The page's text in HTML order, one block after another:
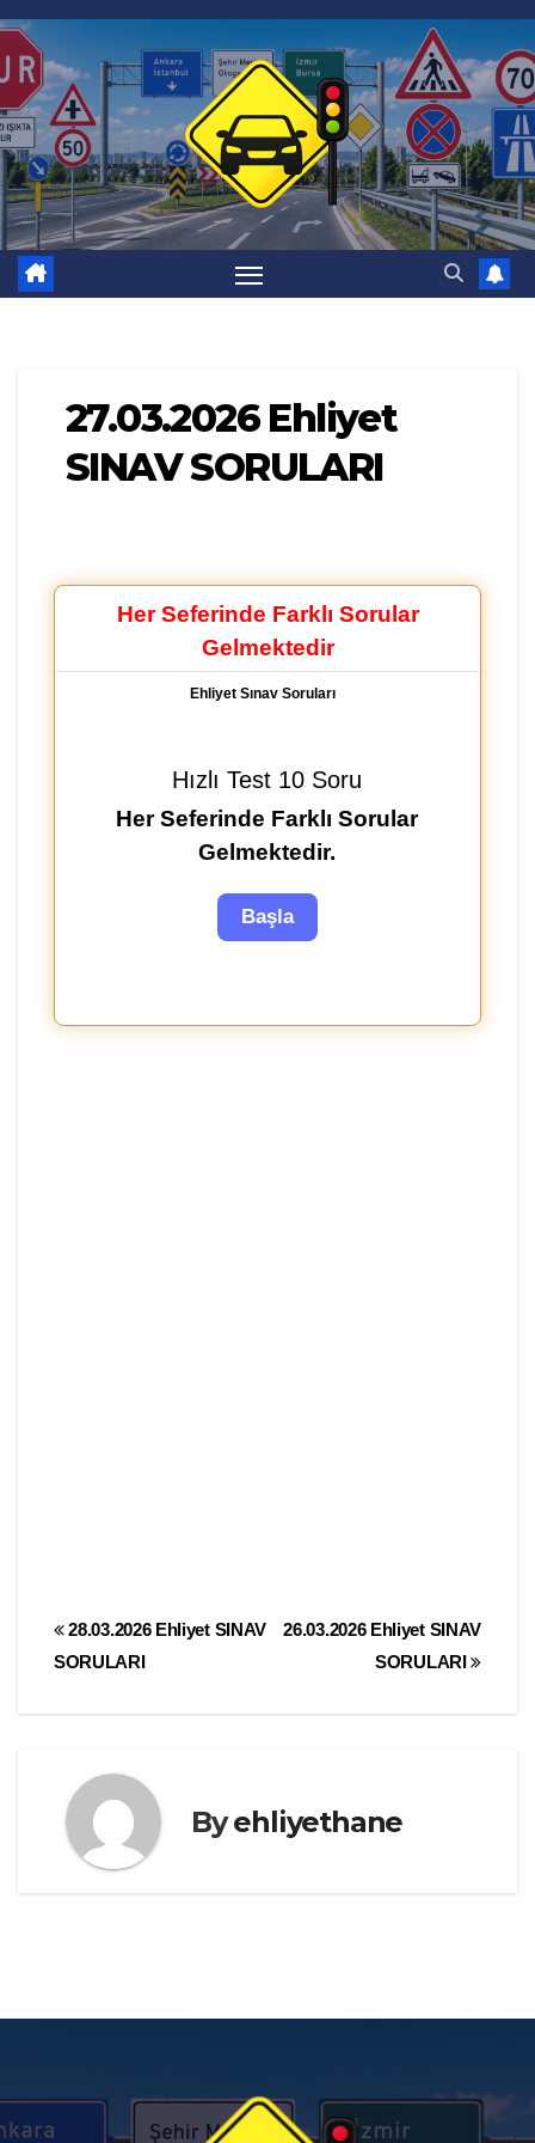
Skip
to
content
27.03.2026 Ehliyet
SINAV SORULARI
Her Seferinde Farklı Sorular
Gelmektedir
Ehliyet Sınav Soruları
Hızlı Test 10 Soru
Her Seferinde Farklı Sorular
Gelmektedir.
Yazı
26.03.2026 Ehliyet SINAV
SORULARI
28.03.2026 Ehliyet SINAV
SORULARI
Byehliyethane